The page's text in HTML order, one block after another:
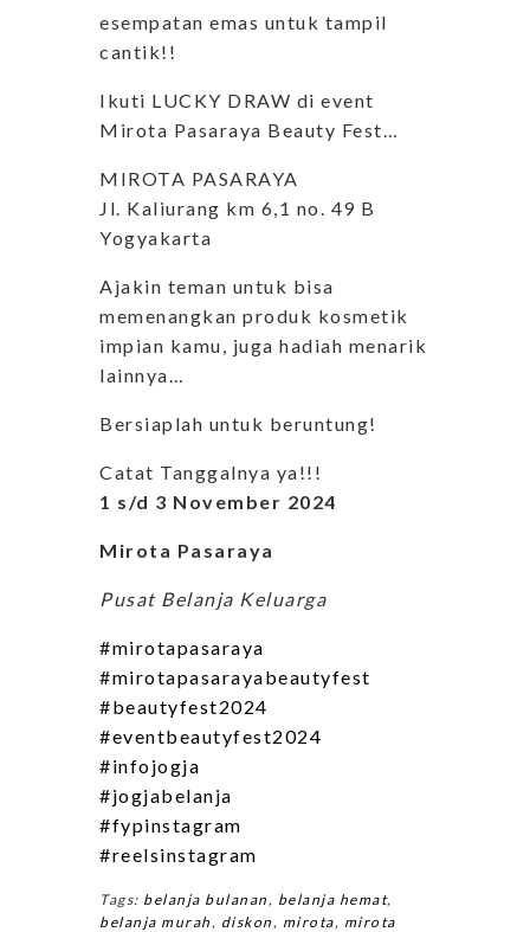
esempatan emas untuk tampil
cantik!!
Ikuti LUCKY DRAW di event
Mirota Pasaraya Beauty Fest…
MIROTA PASARAYA
Jl. Kaliurang km 6,1 no. 49 B
Yogyakarta
Ajakin teman untuk bisa
memenangkan produk kosmetik
impian kamu, juga hadiah menarik
lainnya…
Bersiaplah untuk beruntung!
Catat Tanggalnya ya!!!
1 s/d 3 November 2024
Mirota Pasaraya
Pusat Belanja Keluarga
#mirotapasaraya
#mirotapasarayabeautyfest
#beautyfest2024
#eventbeautyfest2024
#infojogja
#jogjabelanja
#fypinstagram
#reelsinstagram
Tags: belanja bulanan, belanja hemat,
belanja murah, diskon, mirota, mirota